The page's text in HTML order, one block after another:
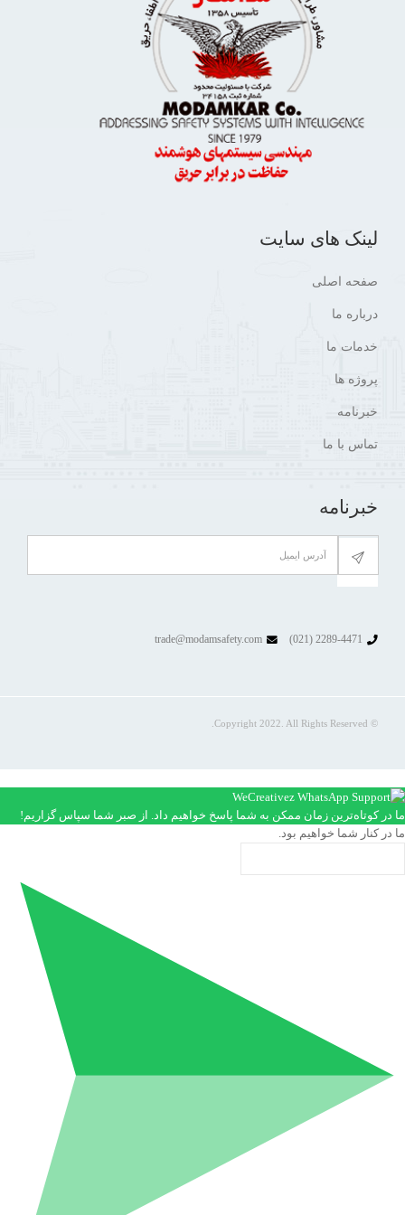
لینک های سایت
صفحه اصلی
درباره ما
خدمات ما
پروژه ها
خبرنامه
تماس با ما
خبرنامه
trade@modamsafety.com
© Copyright 2022. All Rights Reserved.
ما در کوتاه‌ترین زمان ممکن به شما پاسخ خواهیم داد. از صبر شما سپاس گزاریم!
ما در کنار شما خواهیم بود.